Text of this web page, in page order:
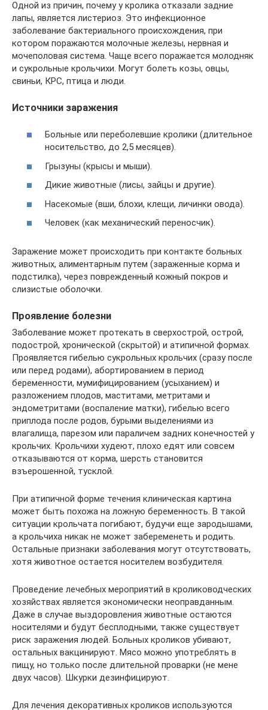
Одной из причин, почему у кролика отказали задние
лапы, является листериоз. Это инфекционное
заболевание бактериального происхождения, при
котором поражаются молочные железы, нервная и
мочеполовая система. Чаще всего поражается молодняк
и сукрольные крольчихи. Могут болеть козы, овцы,
свиньи, КРС, птица и люди.
Источники заражения
Больные или переболевшие кролики (длительное
носительство, до 2,5 месяцев).
Грызуны (крысы и мыши).
Дикие животные (лисы, зайцы и другие).
Насекомые (вши, блохи, клещи, личинки овода).
Человек (как механический переносчик).
Заражение может происходить при контакте больных
животных, алиментарным путем (зараженные корма и
подстилка), через поврежденный кожный покров и
слизистые оболочки.
Проявление болезни
Заболевание может протекать в сверхострой, острой,
подострой, хронической (скрытой) и атипичной формах.
Проявляется гибелью сукрольных крольчих (сразу после
или перед родами), абортированием в период
беременности, мумифицированием (усыханием) и
разложением плодов, маститами, метритами и
эндометритами (воспаление матки), гибелью всего
приплода после родов, бурыми выделениями из
влагалища, парезом или параличем задних конечностей у
крольчих. Крольчихи худеют, плохо едят или совсем
отказываются от корма, шерсть становится
взъерошенной, тусклой.
При атипичной форме течения клиническая картина
может быть похожа на ложную беременность. В такой
ситуации крольчата погибают, будучи еще зародышами,
а крольчиха никак не может забеременеть и родить.
Остальные признаки заболевания могут отсутствовать,
хотя животное остается носителем возбудителя.
Проведение лечебных мероприятий в кролиководческих
хозяйствах является экономически неоправданным.
Даже в случае выздоровления животные остаются
носителями и будут бесплодными, также существует
риск заражения людей. Больных кроликов убивают,
остальных вакцинируют. Мясо можно употреблять в
пищу, но только после длительной проварки (не мене
двух часов). Шкурки дезинфицируют.
Для лечения декоративных кроликов используются